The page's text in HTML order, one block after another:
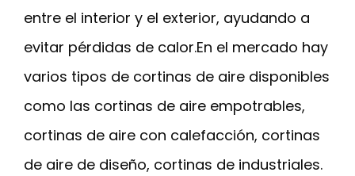
entre el interior y el exterior, ayudando a
evitar pérdidas de calor.En el mercado hay
varios tipos de cortinas de aire disponibles
como las cortinas de aire empotrables,
cortinas de aire con calefacción, cortinas
de aire de diseño, cortinas de industriales.